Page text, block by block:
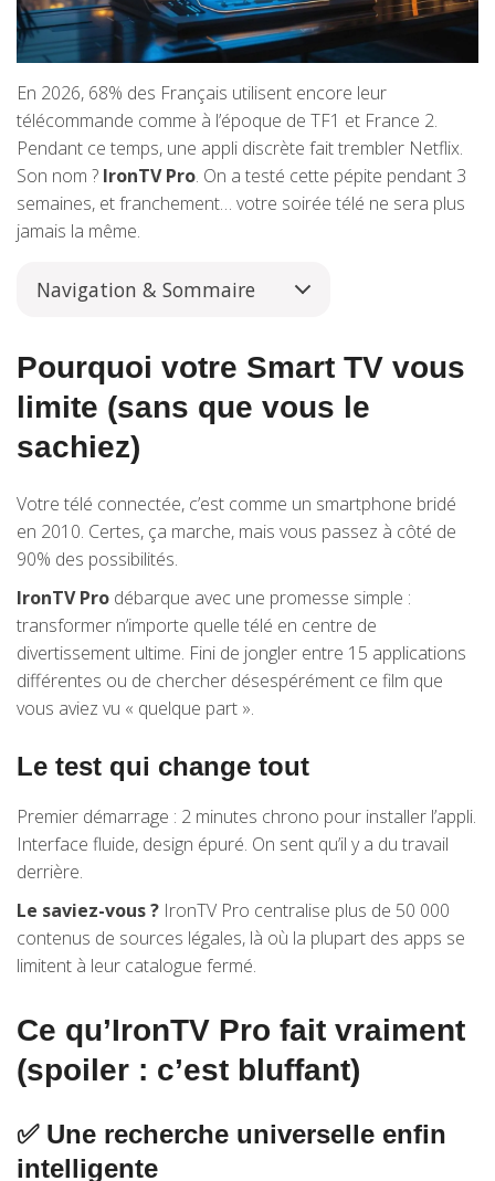
En 2026, 68% des Français utilisent encore leur
télécommande comme à l’époque de TF1 et France 2.
Pendant ce temps, une appli discrète fait trembler Netflix.
Son nom ? IronTV Pro. On a testé cette pépite pendant 3
semaines, et franchement… votre soirée télé ne sera plus
jamais la même.
Navigation & Sommaire
Pourquoi votre Smart TV vous
limite (sans que vous le
sachiez)
Votre télé connectée, c’est comme un smartphone bridé
en 2010. Certes, ça marche, mais vous passez à côté de
90% des possibilités.
IronTV Pro débarque avec une promesse simple :
transformer n’importe quelle télé en centre de
divertissement ultime. Fini de jongler entre 15 applications
différentes ou de chercher désespérément ce film que
vous aviez vu « quelque part ».
Le test qui change tout
Premier démarrage : 2 minutes chrono pour installer l’appli.
Interface fluide, design épuré. On sent qu’il y a du travail
derrière.
Le saviez-vous ? IronTV Pro centralise plus de 50 000
contenus de sources légales, là où la plupart des apps se
limitent à leur catalogue fermé.
Ce qu’IronTV Pro fait vraiment
(spoiler : c’est bluffant)
✅ Une recherche universelle enfin
intelligente